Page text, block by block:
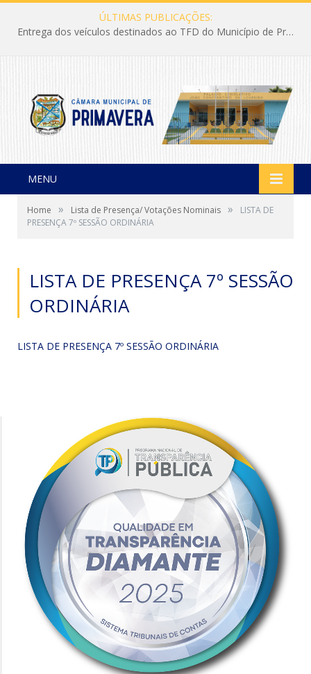
ÚLTIMAS PUBLICAÇÕES:
Entrega dos veículos destinados ao TFD do Município de Primavera
MENU
Home » Lista de Presença/ Votações Nominais »
LISTA DE
PRESENÇA 7º SESSÃO ORDINÁRIA
LISTA DE PRESENÇA 7º SESSÃO
ORDINÁRIA
LISTA DE PRESENÇA 7º SESSÃO ORDINÁRIA